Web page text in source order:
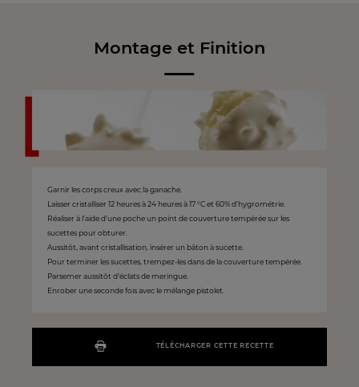
Montage et Finition
TÉLÉCHARGER CETTE RECETTE
Garnir les corps creux avec la ganache.
Laisser cristalliser 12 heures à 24 heures à 17 °C et 60% d’hygrométrie.
Réaliser à l’aide d’une poche un point de couverture tempérée sur les
sucettes pour obturer.
Aussitôt, avant cristallisation, insérer un bâton à sucette.
Pour terminer les sucettes, trempez-les dans de la couverture tempérée.
Parsemer aussitôt d’éclats de meringue.
Enrober une seconde fois avec le mélange pistolet.